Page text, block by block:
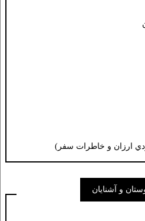
ارزان و خاطرات سفر)
و آشنایان